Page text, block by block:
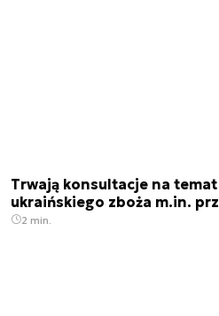
Trwają konsultacje na temat
ukraińskiego zboża m.in.
2 min.